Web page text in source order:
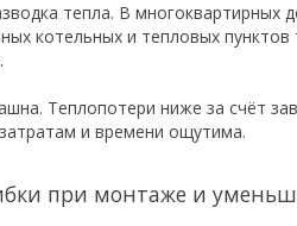
тепла. В многоквартирных
котельных и тепловых пунктов
Теплопотери ниже за счёт
и времени ощутима.
при монтаже и